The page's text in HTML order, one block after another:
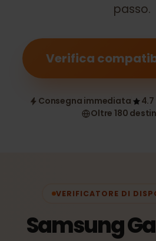
passo.
Verifica
Consegna immediata
Oltre 180
VERIFICATORE DI
Samsung